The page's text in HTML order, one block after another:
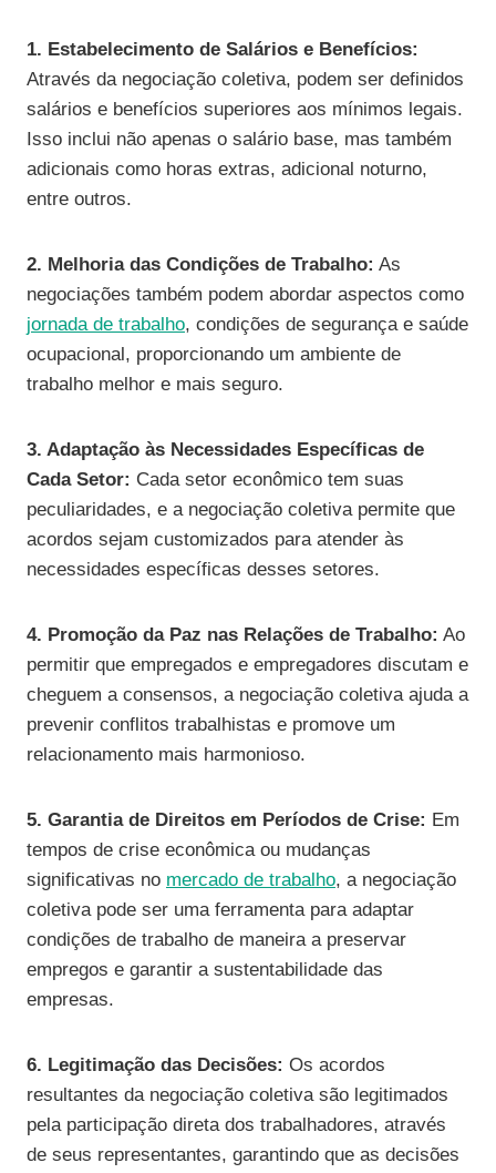
1. Estabelecimento de Salários e Benefícios:
Através da negociação coletiva, podem ser definidos
salários e benefícios superiores aos mínimos legais.
Isso inclui não apenas o salário base, mas também
adicionais como horas extras, adicional noturno,
entre outros.
2. Melhoria das Condições de Trabalho: As
negociações também podem abordar aspectos como
jornada de trabalho, condições de segurança e saúde
ocupacional, proporcionando um ambiente de
trabalho melhor e mais seguro.
3. Adaptação às Necessidades Específicas de
Cada Setor: Cada setor econômico tem suas
peculiaridades, e a negociação coletiva permite que
acordos sejam customizados para atender às
necessidades específicas desses setores.
4. Promoção da Paz nas Relações de Trabalho: Ao
permitir que empregados e empregadores discutam e
cheguem a consensos, a negociação coletiva ajuda a
prevenir conflitos trabalhistas e promove um
relacionamento mais harmonioso.
5. Garantia de Direitos em Períodos de Crise: Em
tempos de crise econômica ou mudanças
significativas no mercado de trabalho, a negociação
coletiva pode ser uma ferramenta para adaptar
condições de trabalho de maneira a preservar
empregos e garantir a sustentabilidade das
empresas.
6. Legitimação das Decisões: Os acordos
resultantes da negociação coletiva são legitimados
pela participação direta dos trabalhadores, através
de seus representantes, garantindo que as decisões